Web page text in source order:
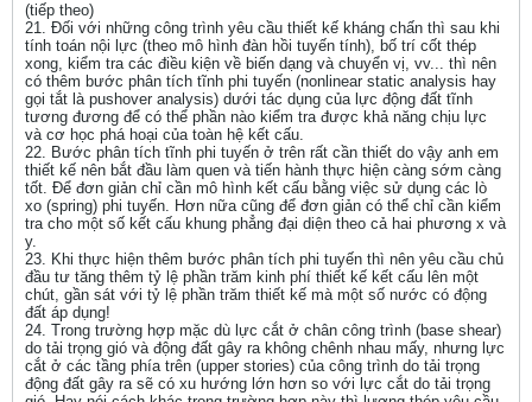
(tiếp theo)
21. Đối với những công trình yêu cầu thiết kế kháng chấn thì sau khi
tính toán nội lực (theo mô hình đàn hồi tuyến tính), bố trí cốt thép
xong, kiểm tra các điều kiện về biến dạng và chuyển vị, vv... thì nên
có thêm bước phân tích tĩnh phi tuyến (nonlinear static analysis hay
gọi tắt là pushover analysis) dưới tác dụng của lực động đất tĩnh
tương đương để có thể phần nào kiểm tra được khả năng chịu lực
và cơ học phá hoại của toàn hệ kết cấu.
22. Bước phân tích tĩnh phi tuyến ở trên rất cần thiết do vậy anh em
thiết kế nên bắt đầu làm quen và tiến hành thực hiện càng sớm càng
tốt. Để đơn giản chỉ cần mô hình kết cấu bằng việc sử dụng các lò
xo (spring) phi tuyến. Hơn nữa cũng để đơn giản có thể chỉ cần kiểm
tra cho một số kết cấu khung phẳng đại diện theo cả hai phương x và
y.
23. Khi thực hiện thêm bước phân tích phi tuyến thì nên yêu cầu chủ
đầu tư tăng thêm tỷ lệ phần trăm kinh phí thiết kế kết cấu lên một
chút, gần sát với tỷ lệ phần trăm thiết kế mà một số nước có động
đất áp dụng!
24. Trong trường hợp mặc dù lực cắt ở chân công trình (base shear)
do tải trọng gió và động đất gây ra không chênh nhau mấy, nhưng lực
cắt ở các tầng phía trên (upper stories) của công trình do tải trọng
động đất gây ra sẽ có xu hướng lớn hơn so với lực cắt do tải trọng